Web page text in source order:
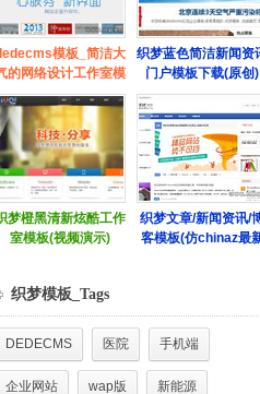
织梦模板_Tags
DEDECMS 医院 手机端
企业网站 wap版 新能源